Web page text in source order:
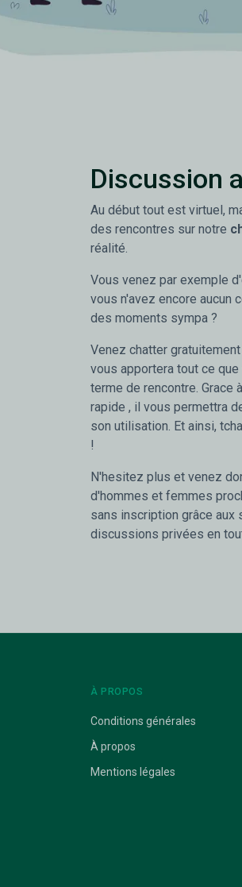
Discussion
Au début tout est virtuel,
des rencontres sur notre
réalité.
Vous venez par exemple
vous n'avez encore aucun
des moments sympa ?
Venez chatter
vous apportera tout ce
terme de rencontre. Grace
rapide , il vous permettra
son utilisation. Et ainsi,
!
N'hesitez plus et venez
d'hommes et femmes
sans inscription grâce
discussions privées en
À PROPOS
Conditions générales
À propos
Mentions légales